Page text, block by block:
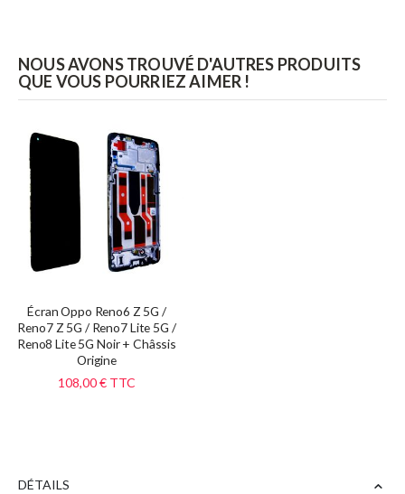
NOUS AVONS TROUVÉ D'AUTRES PRODUITS
QUE VOUS POURRIEZ AIMER !
Écran Oppo Reno6 Z 5G /
Reno7 Z 5G / Reno7 Lite 5G /
Reno8 Lite 5G Noir + Châssis
Origine
108,00 € TTC
DÉTAILS